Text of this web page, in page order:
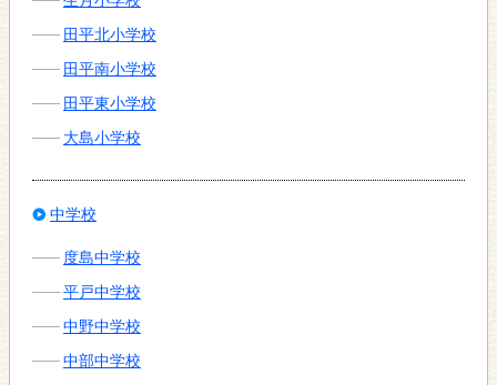
田平北小学校
田平南小学校
田平東小学校
大島小学校
中学校
度島中学校
平戸中学校
中野中学校
中部中学校